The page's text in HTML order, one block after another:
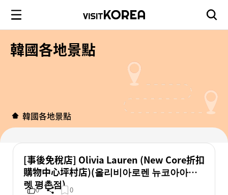
韓國各地景點
韓國各地景點
[事後免稅店] Olivia Lauren (New Core折扣
購物中心坪村店)(올리비아로렌 뉴코아아울
렛 평촌점)
0 0